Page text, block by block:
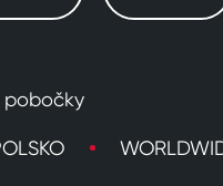
pobočky